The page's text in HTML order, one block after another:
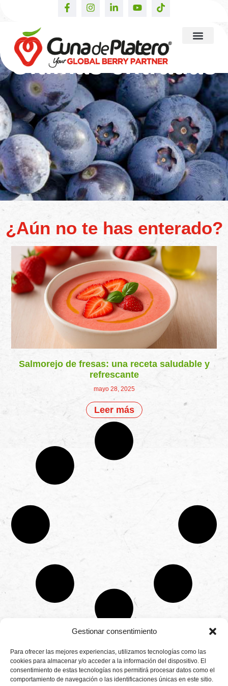
Gestionar consentimiento
Para ofrecer las mejores experiencias, utilizamos tecnologías como las
cookies para almacenar y/o acceder a la información del dispositivo. El
consentimiento de estas tecnologías nos permitirá procesar datos como el
comportamiento de navegación o las identificaciones únicas en este sitio.
Últimas entradas
¿Aún no te has enterado?
Salmorejo de fresas: una receta saludable y
refrescante
mayo 28, 2025
Leer más
Productores
de
fresas,
CONTÁCTANOS
Camino de
Montemayor s/n
21800 Moguer.
Huelva ESPAÑA.
Aviso legal
Política de
privacidad